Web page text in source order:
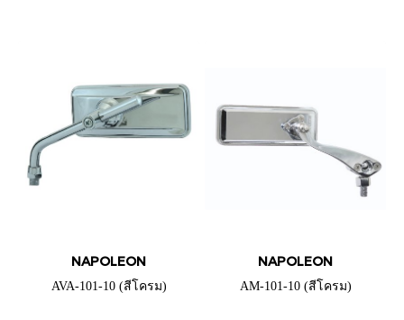
NAPOLEON
AVA-101-10 (สีโครม)
NAPOLEON
AM-101-10 (สีโครม)